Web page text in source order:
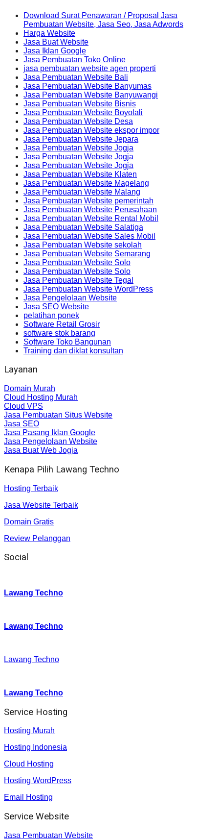
Download Surat Penawaran / Proposal Jasa
Pembuatan Website, Jasa Seo, Jasa Adwords
Harga Website
Jasa Buat Website
Jasa Iklan Google
Jasa Pembuatan Toko Online
jasa pembuatan website agen properti
Jasa Pembuatan Website Bali
Jasa Pembuatan Website Banyumas
Jasa Pembuatan Website Banyuwangi
Jasa Pembuatan Website Bisnis
Jasa Pembuatan Website Boyolali
Jasa Pembuatan Website Desa
Jasa Pembuatan Website ekspor impor
Jasa Pembuatan Website Jepara
Jasa Pembuatan Website Jogja
Jasa Pembuatan Website Jogja
Jasa Pembuatan Website Jogja
Jasa Pembuatan Website Klaten
Jasa Pembuatan Website Magelang
Jasa Pembuatan Website Malang
Jasa Pembuatan Website pemerintah
Jasa Pembuatan Website Perusahaan
Jasa Pembuatan Website Rental Mobil
Jasa Pembuatan Website Salatiga
Jasa Pembuatan Website Sales Mobil
Jasa Pembuatan Website sekolah
Jasa Pembuatan Website Semarang
Jasa Pembuatan Website Solo
Jasa Pembuatan Website Solo
Jasa Pembuatan Website Tegal
Jasa Pembuatan Website WordPress
Jasa Pengelolaan Website
Jasa SEO Website
pelatihan ponek
Software Retail Grosir
software stok barang
Software Toko Bangunan
Training dan diklat konsultan
Layanan
Domain Murah
Cloud Hosting Murah
Cloud VPS
Jasa Pembuatan Situs Website
Jasa SEO
Jasa Pasang Iklan Google
Jasa Pengelolaan Website
Jasa Buat Web Jogja
Kenapa Pilih Lawang Techno
Hosting Terbaik
Jasa Website Terbaik
Domain Gratis
Review Pelanggan
Social
Lawang Techno
Lawang Techno
Lawang Techno
Lawang Techno
Service Hosting
Hosting Murah
Hosting Indonesia
Cloud Hosting
Hosting WordPress
Email Hosting
Service Website
Jasa Pembuatan Website